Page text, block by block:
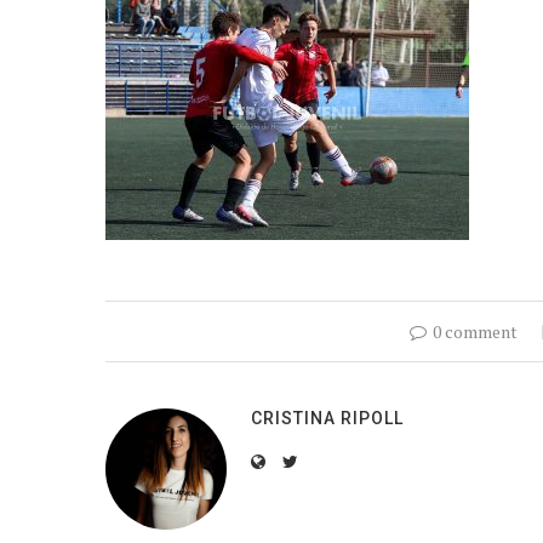
0 comment
CRISTINA RIPOLL